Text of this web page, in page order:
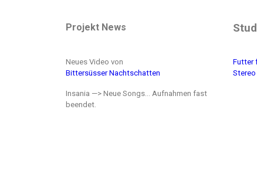
Projekt News
Neues Video von
Bittersüsser Nachtschatten
Insania —> Neue Songs… Aufnahmen fast
beendet.
Futter